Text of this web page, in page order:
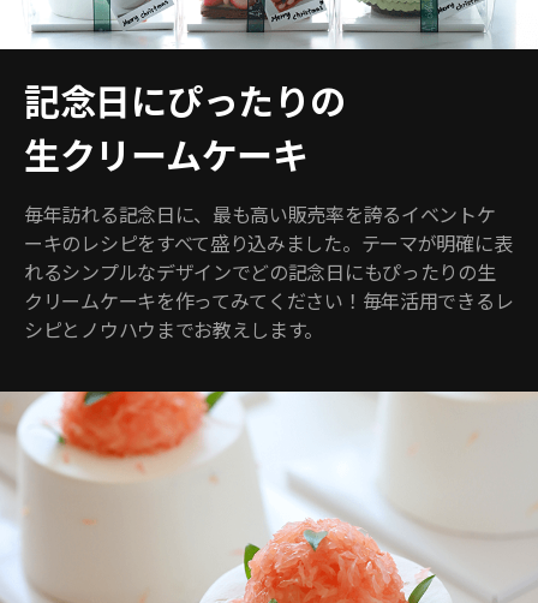
記念日にぴったりの
生クリームケーキ
毎年訪れる記念日に、最も高い販売率を誇るイベントケ
ーキのレシピをすべて盛り込みました。テーマが明確に表
れるシンプルなデザインでどの記念日にもぴったりの生
クリームケーキを作ってみてください！毎年活用できるレ
シピとノウハウまでお教えします。